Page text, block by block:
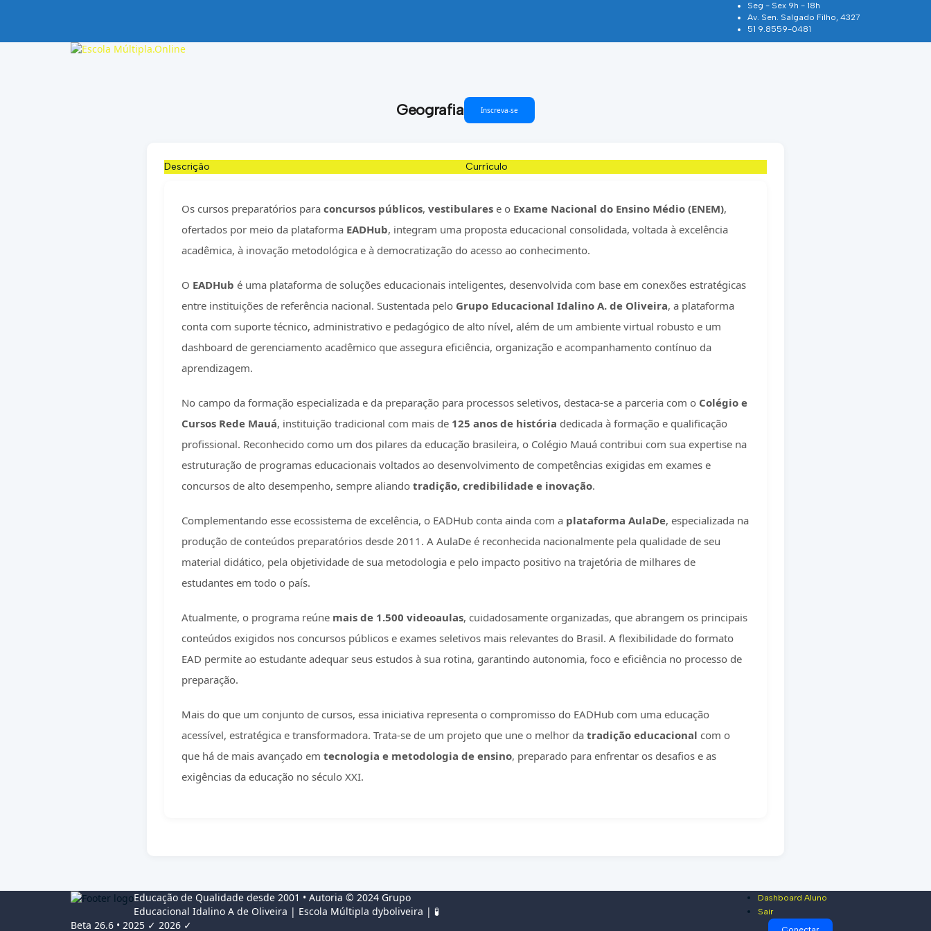
Seg - Sex 9h - 18h
Av. Sen. Salgado Filho, 4327
51 9.8559-0481
Geografia Inscreva-se
Descrição Currículo
Os cursos preparatórios para concursos públicos, vestibulares e o Exame Nacional do Ensino Médio (ENEM),
ofertados por meio da plataforma EADHub, integram uma proposta educacional consolidada, voltada à excelência
acadêmica, à inovação metodológica e à democratização do acesso ao conhecimento.
O EADHub é uma plataforma de soluções educacionais inteligentes, desenvolvida com base em conexões estratégicas
entre instituições de referência nacional. Sustentada pelo Grupo Educacional Idalino A. de Oliveira, a plataforma
conta com suporte técnico, administrativo e pedagógico de alto nível, além de um ambiente virtual robusto e um
dashboard de gerenciamento acadêmico que assegura eficiência, organização e acompanhamento contínuo da
aprendizagem.
No campo da formação especializada e da preparação para processos seletivos, destaca-se a parceria com o Colégio e
Cursos Rede Mauá, instituição tradicional com mais de 125 anos de história dedicada à formação e qualificação
profissional. Reconhecido como um dos pilares da educação brasileira, o Colégio Mauá contribui com sua expertise na
estruturação de programas educacionais voltados ao desenvolvimento de competências exigidas em exames e
concursos de alto desempenho, sempre aliando tradição, credibilidade e inovação.
Complementando esse ecossistema de excelência, o EADHub conta ainda com a plataforma AulaDe, especializada na
produção de conteúdos preparatórios desde 2011. A AulaDe é reconhecida nacionalmente pela qualidade de seu
material didático, pela objetividade de sua metodologia e pelo impacto positivo na trajetória de milhares de
estudantes em todo o país.
Atualmente, o programa reúne mais de 1.500 videoaulas, cuidadosamente organizadas, que abrangem os principais
conteúdos exigidos nos concursos públicos e exames seletivos mais relevantes do Brasil. A flexibilidade do formato
EAD permite ao estudante adequar seus estudos à sua rotina, garantindo autonomia, foco e eficiência no processo de
preparação.
Mais do que um conjunto de cursos, essa iniciativa representa o compromisso do EADHub com uma educação
acessível, estratégica e transformadora. Trata-se de um projeto que une o melhor da tradição educacional com o
que há de mais avançado em tecnologia e metodologia de ensino, preparado para enfrentar os desafios e as
exigências da educação no século XXI.
Educação de Qualidade desde 2001 • Autoria © 2024 Grupo
Educacional Idalino A de Oliveira | Escola Múltipla dyboliveira | 🧪
Beta 26.6 • 2025 ✓ 2026 ✓
Dashboard Aluno
Sair